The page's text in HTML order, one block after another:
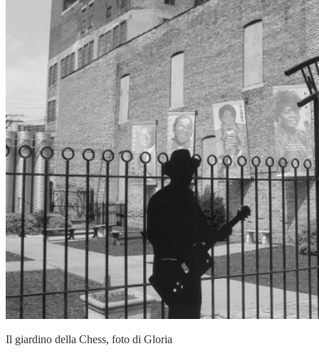
Il giardino della Chess, foto di Gloria